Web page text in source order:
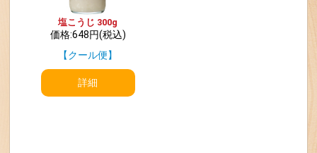
塩こうじ 300g
価格:648円(税込)
【クール便】
詳細